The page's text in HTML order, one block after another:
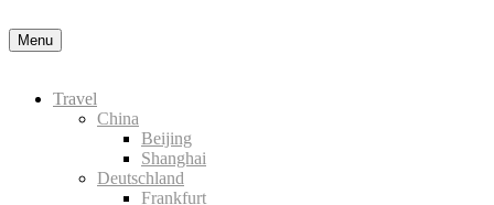
Menu
Travel
China
Beijing
Shanghai
Deutschland
Frankfurt